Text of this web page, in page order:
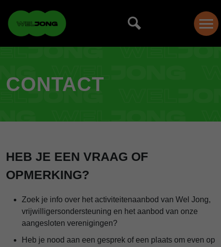
CONTACT
HEB JE EEN VRAAG OF
OPMERKING?
Zoek je info over het activiteitenaanbod van Wel Jong,
vrijwilligersondersteuning en het aanbod van onze
aangesloten verenigingen?
Heb je nood aan een gesprek of een plaats om even op